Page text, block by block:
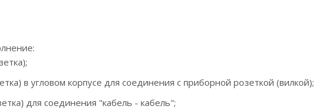
в угловом корпусе для соединения с приборной розеткой (вилкой);
для соединения "кабель - кабель";